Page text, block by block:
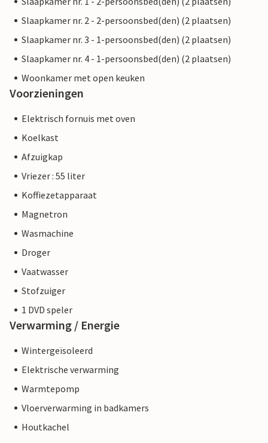
Slaapkamer nr. 2 - 2-persoonsbed(den) (2 plaatsen)
Slaapkamer nr. 3 - 1-persoonsbed(den) (2 plaatsen)
Slaapkamer nr. 4 - 1-persoonsbed(den) (2 plaatsen)
Woonkamer met open keuken
Voorzieningen
Elektrisch fornuis met oven
Koelkast
Afzuigkap
Vriezer : 55 liter
Koffiezetapparaat
Magnetron
Wasmachine
Droger
Vaatwasser
Stofzuiger
1 DVD speler
Verwarming / Energie
Wintergeïsoleerd
Elektrische verwarming
Warmtepomp
Vloerverwarming in badkamers
Houtkachel